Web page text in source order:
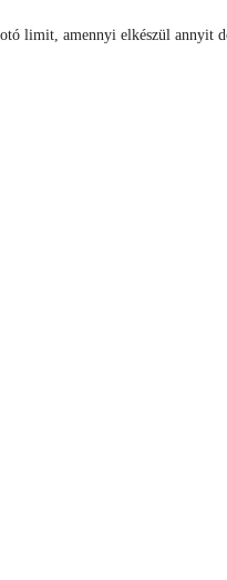
limit, amennyi elkészül annyit